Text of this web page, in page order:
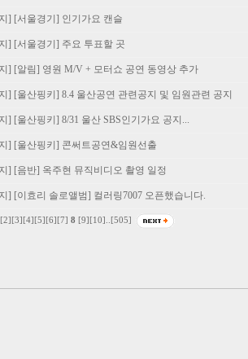
] [서울경기] 인기가요 캔슬
] [서울경기] 주요 투표할 곳
] [알림] 영원 M/V + 모터쇼 공연 동영상 추가
] [울산핑키] 8.4 울산공연 관련공지 및 임원관련 공지
] [울산핑키] 8/31 울산 SBS인기가요 공지...
] [울산핑키] 콘써트공연&임원선출
] [음반] 옥주현 뮤직비디오 촬영 일정
] [이효리 솔로앨범] 컬러링7007 오픈했습니다.
[2] [3] [4] [5] [6] [7] 8 [9] [10] [505]